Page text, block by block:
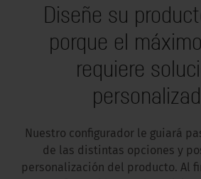
Diseñe su
porque el
requiere
Nuestro configurador le guiará
de las distintas opciones y
personalización del producto. Al